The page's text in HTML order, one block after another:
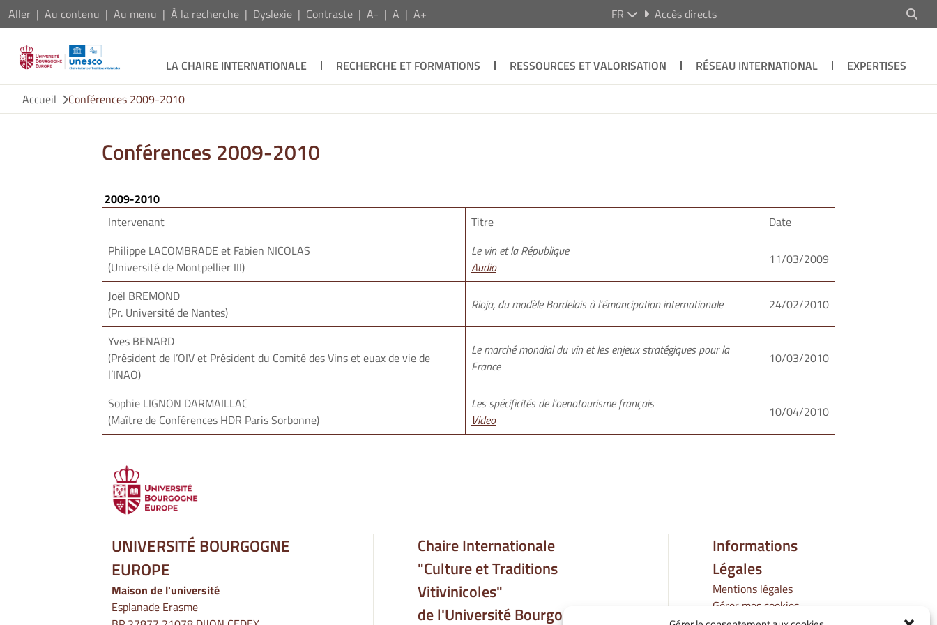
Aller Au contenu Au menu À la recherche Dyslexie Contraste A- A A+ FR Accès directs
LA CHAIRE INTERNATIONALE RECHERCHE ET FORMATIONS RESSOURCES ET VALORISATION RÉSEAU INTERNATIONAL
EXPERTISES
Accueil
Conférences 2009-2010
Conférences 2009-2010
2009-2010
Intervenant
Titre
Date
Philippe LACOMBRADE et Fabien NICOLAS
(Université de Montpellier III)
Le vin et la République
Audio
11/03/2009
Joël BREMOND
(Pr. Université de Nantes)
Rioja, du modèle Bordelais à l’émancipation internationale 24/02/2010
Yves BENARD
(Président de l’OIV et Président du Comité des Vins et euax de vie de
l’INAO)
Le marché mondial du vin et les enjeux stratégiques pour la
France
10/03/2010
Sophie LIGNON DARMAILLAC
(Maître de Conférences HDR Paris Sorbonne)
Les spécificités de l’oenotourisme français
Video
10/04/2010
UNIVERSITÉ BOURGOGNE
EUROPE
Maison de l'université
Esplanade Erasme
Chaire Internationale
"Culture et Traditions
Vitivinicoles"
de l'Université Bourgogne
Informations
Légales
Mentions légales
Gérer mes cookies